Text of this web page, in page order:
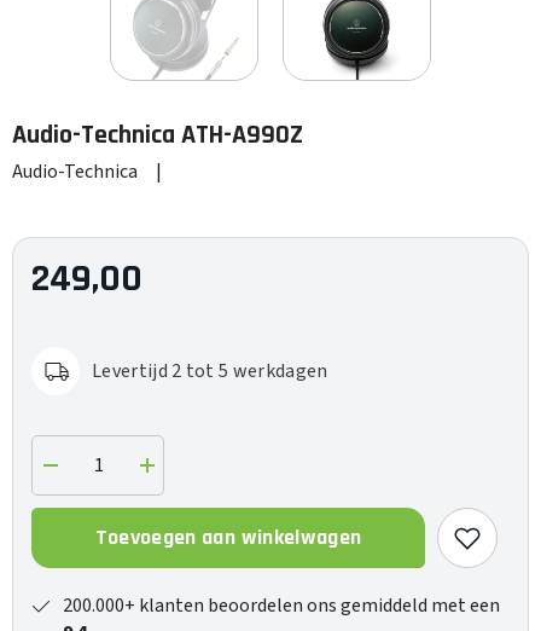
Audio-Technica ATH-A990Z
Audio-Technica |
249,00
Levertijd 2 tot 5 werkdagen
Verlaag
de
hoeveelheid
A990Z
Verhoog
de
hoeveelheid
ATH-
A990Z
Toevoegen aan winkelwagen
200.000+ klanten beoordelen ons gemiddeld met een